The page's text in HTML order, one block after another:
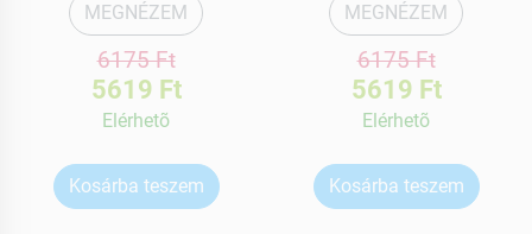
MEGNÉZEM
6175 Ft
5619 Ft
Elérhetõ
Kosárba teszem
MEGNÉZEM
6175 Ft
5619 Ft
Elérhetõ
Kosárba teszem